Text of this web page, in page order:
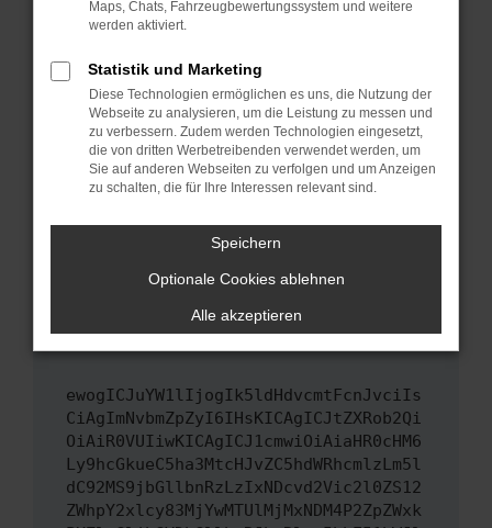
Probleme zu beheben.
Betriebssystem auf dem neuesten Stand
sind.
Veraltete Software birgt nicht nur ein
Sicherheitsrisiko, sondern kann auch dazu
führen, dass bestimmte Funktionen nicht mehr
unterstützt werden.
Wende dich an den Webseitenbetreiber.
Wenn du alle oben genannten Schritte versucht
hast, kontaktiere uns bitte. Wir werden
versuchen, das Problem zu beheben. Du kannst
uns diesen Text schicken, um uns bei der
ewogICJuYW1lIjogIk5ldHdvcmtFcnJvciIs
CiAgImNvbmZpZyI6IHsKICAgICJtZXRob2Qi
OiAiR0VUIiwKICAgICJ1cmwiOiAiaHR0cHM6
Ly9hcGkueC5ha3MtcHJvZC5hdWRhcmlzLm5l
dC92MS9jbGllbnRzLzIxNDcvd2Vic2l0ZS12
ZWhpY2xlcy83MjYwMTUlMjMxNDM4P2ZpZWxk
Maps, Chats, Fahrzeugbewertungssystem und weitere
werden aktiviert.
Statistik und Marketing
Diese Technologien ermöglichen es uns, die Nutzung der
Webseite zu analysieren, um die Leistung zu messen und
zu verbessern. Zudem werden Technologien eingesetzt,
die von dritten Werbetreibenden verwendet werden, um
Sie auf anderen Webseiten zu verfolgen und um Anzeigen
zu schalten, die für Ihre Interessen relevant sind.
Speichern
Optionale Cookies ablehnen
Alle akzeptieren